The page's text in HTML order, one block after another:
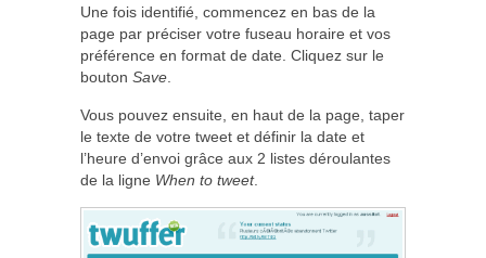
Une fois identifié, commencez en bas de la
page par préciser votre fuseau horaire et vos
préférence en format de date. Cliquez sur le
bouton Save
Vous pouvez ensuite, en haut de la page, taper
le texte de votre tweet et définir la date et
l’heure d’envoi grâce aux 2 listes déroulantes
de la ligne When to tweet.